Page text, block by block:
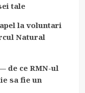
tale
la voluntari
Natural
de ce RMN-ul
sa fie un